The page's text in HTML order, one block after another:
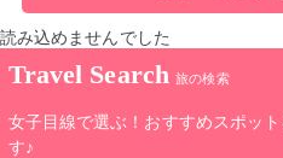
読み込めませんでした
Travel Search 旅の検索
女子目線で選ぶ！おすすめスポッ
す♪